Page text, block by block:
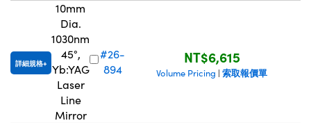
詳細規格
10mm
Dia.
1030nm
45°,
Yb:YAG
Laser
Line
Mirror
#26-
894
NT$6,615
Volume Pricing | 索取報價單